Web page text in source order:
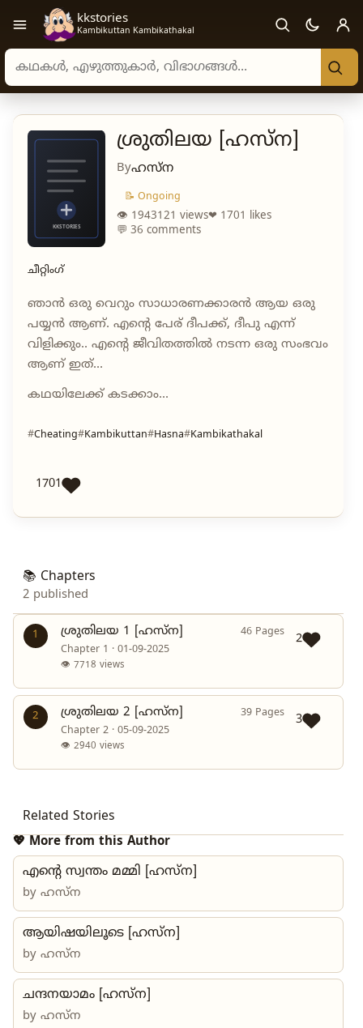
Open navigation menu
kkstories
Kambikuttan Kambikathakal
Search stories, authors, and categories
ശ്രുതിലയ [ഹസ്ന]
Byഹസ്ന
📝 Ongoing
👁 1943121 views❤ 1701 likes
💬 36 comments
ചീറ്റിംഗ്
ഞാൻ ഒരു വെറും സാധാരണക്കാരൻ ആയ ഒരു
പയ്യൻ ആണ്. എന്റെ പേര് ദീപക്ക്, ദീപു എന്ന്
വിളിക്കും.. എന്റെ ജീവിതത്തിൽ നടന്ന ഒരു സംഭവം
ആണ് ഇത്...
കഥയിലേക്ക് കടക്കാം...
Cheating Kambikuttan Hasna Kambikathakal
1701
📚 Chapters
2 published
1 ശ്രുതിലയ 1 [ഹസ്ന]
46 Pages
Chapter 1 · 01-09-2025
👁 7718 views
2
2 ശ്രുതിലയ 2 [ഹസ്ന]
39 Pages
Chapter 2 · 05-09-2025
👁 2940 views
3
Related Stories
💖 More from this Author
എന്റെ സ്വന്തം മമ്മി [ഹസ്ന]
by ഹസ്ന
ആയിഷയിലൂടെ [ഹസ്ന]
by ഹസ്ന
ചന്ദനയാമം [ഹസ്ന]
by ഹസ്ന